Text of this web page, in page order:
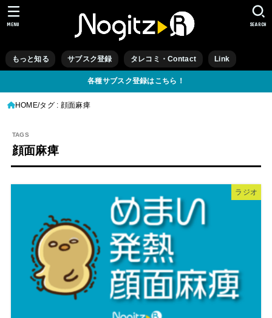
もっと知る サブスク登録 タレコミ・Contact Link
SEARCH
MENU
各種サブスク登録はこちら！
HOME タグ : 顔面麻痺
顔面麻痺
ラジオ